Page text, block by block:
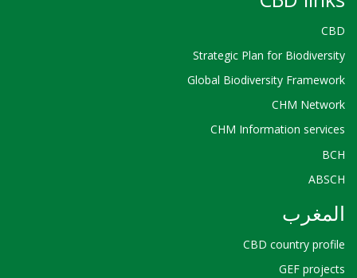
Strategic Plan for
Global Biodiversity
CHM
CHM Information
CBD